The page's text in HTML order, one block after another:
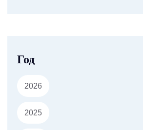
Год
2026
2025